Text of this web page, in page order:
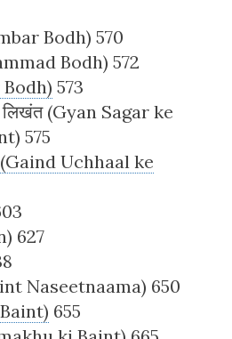
Bodh) 570
Bodh) 572
Bodh) 573
लिखंत (Gyan Sagar ke
575
Uchhaal ke
627
Naseetnaama) 650
655